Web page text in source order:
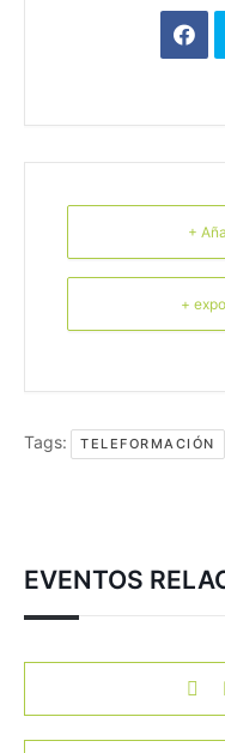
+
+
Tags: TELEFORMACIÓN
EVENTOS